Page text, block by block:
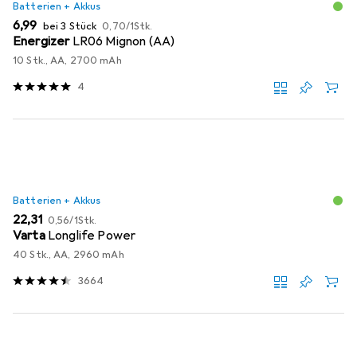
Batterien + Akkus
EUR
6,99 bei 3 Stück EUR
0,70/1Stk.
Energizer LR06 Mignon (AA)
10 Stk., AA, 2700 mAh
4
Batterien + Akkus
EUR
22,31 EUR
0,56/1Stk.
Varta Longlife Power
40 Stk., AA, 2960 mAh
3664